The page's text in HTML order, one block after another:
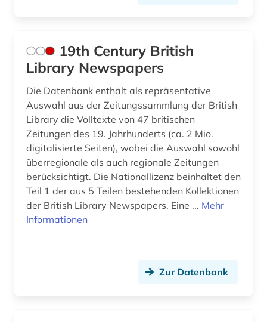
aussenpolitik (1)
aussenwirtschaft (1)
australien (4)
auswanderungspolitik (1)
auswärtiger ausschuss des deutschen
bundestages (1)
autonome gruppe (1)
autor (1)
außenhandel (1)
baden (1)
Tschechische Republik (5)
Tuerkei (3)
USA (71)
Ukraine (17)
Unbekannt (1)
Ungarn (4)
Vatikanstadt (2)
Zypern (2)
19th Century British
Library Newspapers
Die Datenbank enthält als repräsentative
Auswahl aus der Zeitungssammlung der British
Library die Volltexte von 47 britischen
Zeitungen des 19. Jahrhunderts (ca. 2 Mio.
digitalisierte Seiten), wobei die Auswahl sowohl
überregionale als auch regionale Zeitungen
berücksichtigt. Die Nationallizenz beinhaltet den
Teil 1 der aus 5 Teilen bestehenden Kollektionen
der British Library Newspapers. Eine ... Mehr
Informationen
Zur Datenbank